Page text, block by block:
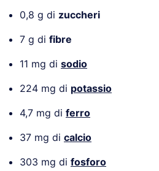
0,8 g di zuccheri
7 g di fibre
11 mg di sodio
224 mg di potassio
4,7 mg di ferro
37 mg di calcio
303 mg di fosforo